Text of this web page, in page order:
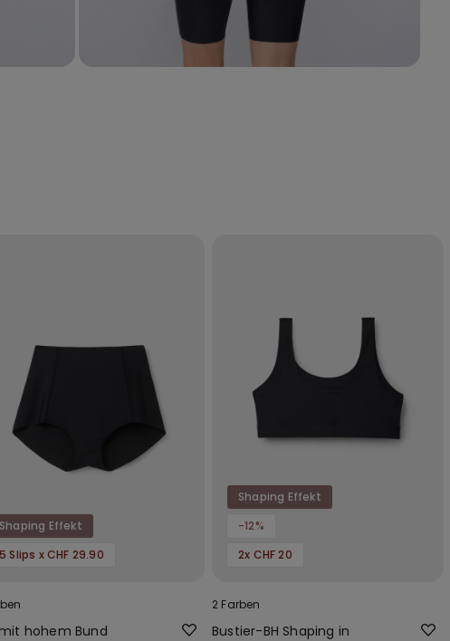
Shaping Effekt
5 Slips x CHF 29.90
hohem Bund
Shaping Effekt
-12%
2x CHF 20
2 Farben
Bustier-BH Shaping in